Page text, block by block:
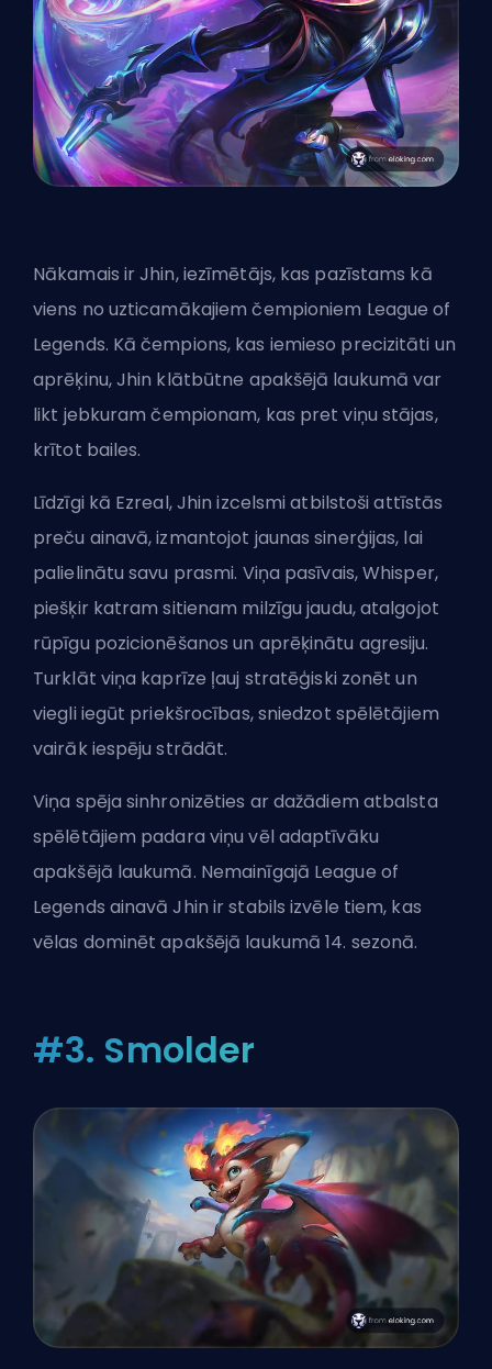
Nākamais ir Jhin, iezīmētājs, kas pazīstams kā
viens no uzticamākajiem čempioniem League of
Legends. Kā čempions, kas iemieso precizitāti un
aprēķinu, Jhin klātbūtne apakšējā laukumā var
likt jebkuram čempionam, kas pret viņu stājas,
krītot bailes.
Līdzīgi kā Ezreal, Jhin izcelsmi atbilstoši attīstās
preču ainavā, izmantojot jaunas sinerģijas, lai
palielinātu savu prasmi. Viņa pasīvais, Whisper,
piešķir katram sitienam milzīgu jaudu, atalgojot
rūpīgu pozicionēšanos un aprēķinātu agresiju.
Turklāt viņa kaprīze ļauj stratēģiski zonēt un
viegli iegūt priekšrocības, sniedzot spēlētājiem
vairāk iespēju strādāt.
Viņa spēja sinhronizēties ar dažādiem atbalsta
spēlētājiem padara viņu vēl adaptīvāku
apakšējā laukumā. Nemainīgajā League of
Legends ainavā Jhin ir stabils izvēle tiem, kas
vēlas dominēt apakšējā laukumā 14. sezonā.
#3. Smolder